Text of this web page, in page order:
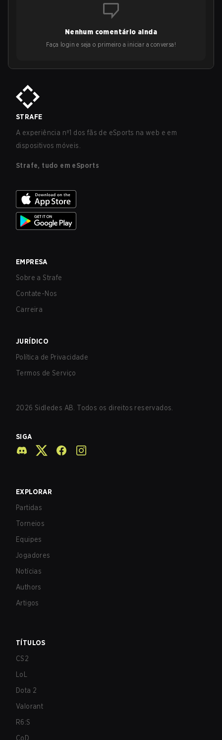
Nenhum comentário ainda
Faça login e seja o primeiro a iniciar a conversa!
STRAFE
A experiência nº1 dos fãs de eSports na web e em
dispositivos móveis.
Strafe, tudo em eSports
EMPRESA
Sobre a Strafe
Contate-Nos
Carreira
JURÍDICO
Política de Privacidade
Termos de Serviço
2026 Sidledes AB. Todos os direitos reservados.
SIGA
EXPLORAR
Partidas
Torneios
Equipes
Jogadores
Notícias
Authors
Artigos
TÍTULOS
CS2
LoL
Dota 2
Valorant
R6:S
CoD